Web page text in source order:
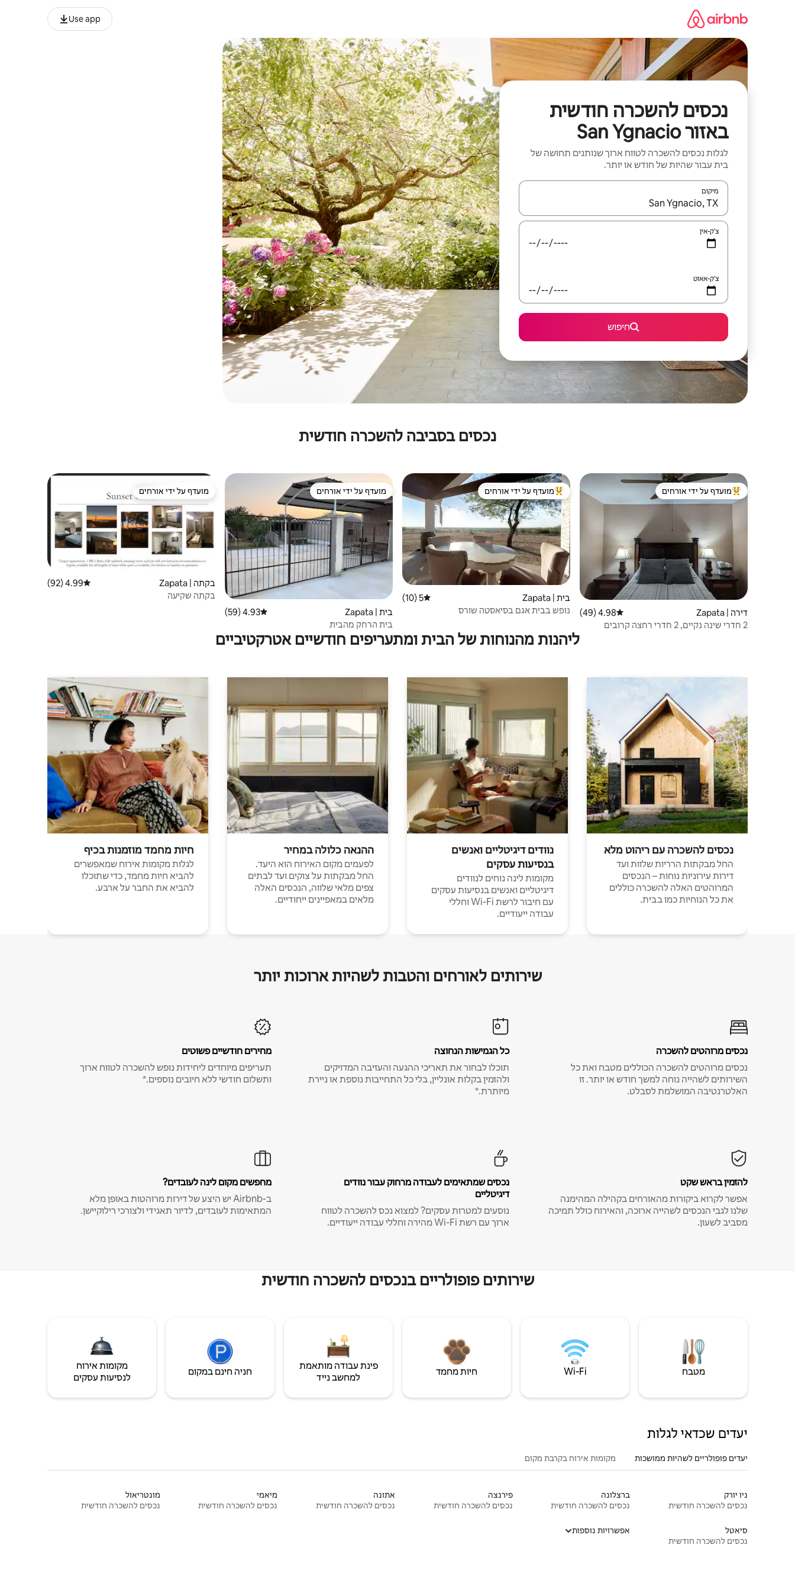
Use app
נכסים להשכרה חודשית
באזור San Ygnacio
לגלות נכסים להשכרה לטווח ארוך שנותנים תחושה של
בית עבור שהיות של חודש או יותר.
מיקום
כאשר התוצאות יהיו זמינות, יש לנווט עם מקשי החיצים למעלה ולמטה או לעיין בעזרת תנועות מגע או החלקה.
צ'ק-אין
צ'ק-אאוט
חיפוש
נכסים בסביבה להשכרה חודשית
מוביל בקרב נכסים מועדפים על ידי אורחים
מועדף על ידי אורחים
דירה | Zapata דירוג ממוצע של 4.98 מתוך 5, 49 ביקורות
4.98 (49)
2 חדרי שינה נקיים, 2 חדרי רחצה קרובים
מוביל בקרב נכסים מועדפים על ידי אורחים
מועדף על ידי אורחים
בית | Zapata דירוג ממוצע של 5 מתוך 5, 10 ביקורות
5 (10)
נופש בבית אגם בסיאסטה שורס
מועדף על ידי אורחים
מועדף על ידי אורחים
בית | Zapata דירוג ממוצע של 4.93 מתוך 5, 59 ביקורות
4.93 (59)
בית הרחק מהבית
מועדף על ידי אורחים
מועדף על ידי אורחים
בקתה | Zapata דירוג ממוצע של 4.99 מתוך 5, 92 ביקורות
4.99 (92)
בקתה שקיעה
ליהנות מהנוחות של הבית ומתעריפים חודשיים אטרקטיביים
נכסים להשכרה עם ריהוט מלא
החל מבקתות הרריות שלוות ועד
דירות עירוניות נוחות – הנכסים
המרוהטים האלה להשכרה כוללים
את כל הנוחיות כמו בבית.
נוודים דיגיטליים ואנשים
בנסיעות עסקים
מקומות לינה נוחים לנוודים
דיגיטליים ואנשים בנסיעות עסקים
עם חיבור לרשת Wi-Fi וחללי
עבודה ייעודיים.
ההנאה כלולה במחיר
לפעמים מקום האירוח הוא היעד.
החל מבקתות על צוקים ועד לבתים
צפים מלאי שלווה, הנכסים האלה
מלאים במאפיינים ייחודיים.
חיות מחמד מוזמנות בכיף
לגלות מקומות אירוח שמאפשרים
להביא חיות מחמד, כדי שתוכלו
להביא את החבר על ארבע.
שירותים לאורחים והטבות לשהיות ארוכות יותר
נכסים מרוהטים להשכרה
נכסים מרוהטים להשכרה הכוללים מטבח ואת כל
השירותים לשהייה נוחה למשך חודש או יותר. זו
האלטרנטיבה המושלמת לסבלט.
כל הגמישות הנחוצה
תוכלו לבחור את תאריכי ההגעה והעזיבה המדויקים
ולהזמין בקלות אונליין, בלי כל התחייבות נוספת או ניירת
מיותרת.*
מחירים חודשיים פשוטים
תעריפים מיוחדים ליחידות נופש להשכרה לטווח ארוך
ותשלום חודשי ללא חיובים נוספים.*
להזמין בראש שקט
אפשר לקרוא ביקורות מהאורחים בקהילה המהימנה
שלנו לגבי הנכסים לשהייה ארוכה, והאירוח כולל תמיכה
מסביב לשעון.
נכסים שמתאימים לעבודה מרחוק עבור נוודים
דיגיטליים
נוסעים למטרות עסקים? למצוא נכס להשכרה לטווח
ארוך עם רשת Wi-Fi מהירה וחללי עבודה ייעודיים.
מחפשים מקום לינה לעובדים?
ב-Airbnb יש היצע של דירות מרוהטות באופן מלא
המתאימות לעובדים, לדיור תאגידי ולצורכי רילוקיישן.
שירותים פופולריים בנכסים להשכרה חודשית
מטבח Wi‑Fi חיות מחמד
פינת עבודה מותאמת
למחשב נייד
חניה חינם במקום
מקומות אירוח
לנסיעות עסקים
יעדים שכדאי לגלות
יעדים פופולריים לשהיות ממושכות מקומות אירוח בקרבת מקום
ניו יורק
נכסים להשכרה חודשית
ברצלונה
נכסים להשכרה חודשית
פירנצה
נכסים להשכרה חודשית
אתונה
נכסים להשכרה חודשית
מיאמי
נכסים להשכרה חודשית
מונטריאול
נכסים להשכרה חודשית
סיאטל
נכסים להשכרה חודשית
אפשרויות נוספות